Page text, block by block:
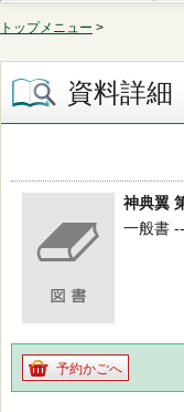
トップメニュー >
資料詳細
神典翼
一般書
予約かごへ